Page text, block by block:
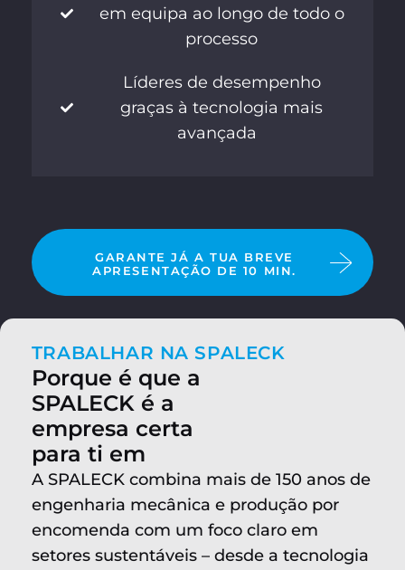
em equipa ao longo de todo o
processo
Líderes de desempenho
graças à tecnologia mais
avançada
GARANTE JÁ A TUA BREVE
APRESENTAÇÃO DE 10 MIN.
TRABALHAR NA SPALECK
Porque é que a
SPALECK é a
empresa certa
para ti em
A SPALECK combina mais de 150 anos de
engenharia mecânica e produção por
encomenda com um foco claro em
setores sustentáveis – desde a tecnologia